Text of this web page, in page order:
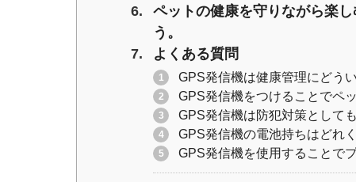
ペットの健康を守りながら楽
う。
よくある質問
GPS発信機は健康管理にどう
GPS発信機をつけることでペ
GPS発信機は防犯対策として
GPS発信機の電池持ちはどれ
GPS発信機を使用することで